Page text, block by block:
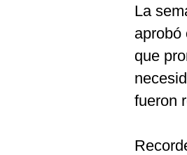
La
aprobó
que
fueron